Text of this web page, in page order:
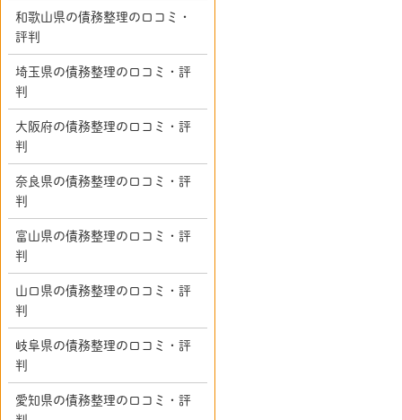
和歌山県の債務整理の口コミ・
評判
埼玉県の債務整理の口コミ・評
判
大阪府の債務整理の口コミ・評
判
奈良県の債務整理の口コミ・評
判
富山県の債務整理の口コミ・評
判
山口県の債務整理の口コミ・評
判
岐阜県の債務整理の口コミ・評
判
愛知県の債務整理の口コミ・評